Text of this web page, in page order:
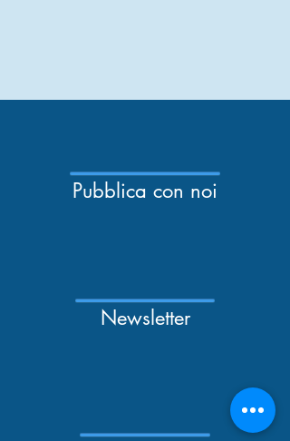
Pubblica con noi
Newsletter